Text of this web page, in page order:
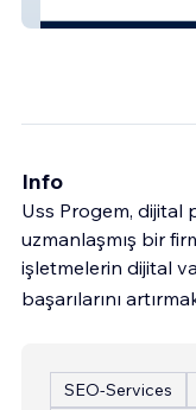
Info
Uss Progem, dijital
uzmanlaşmış bir
işletmelerin dijital
başarılarını
SEO-Services